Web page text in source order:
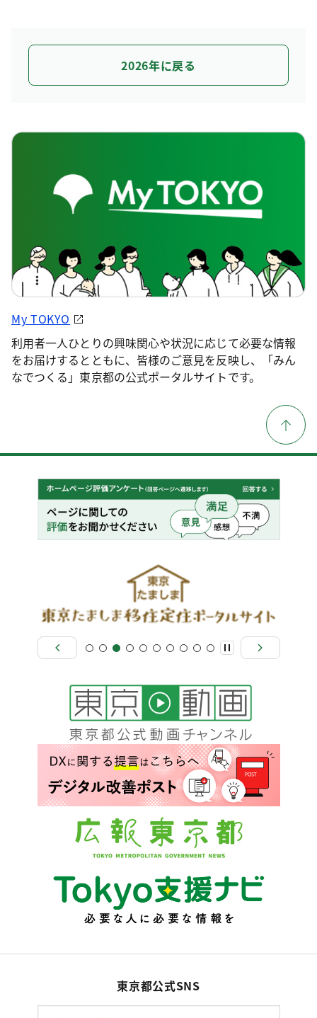
2026年に戻る
My TOKYO
利用者一人ひとりの興味関心や状況に応じて必要な情報
をお届けするとともに、皆様のご意見を反映し、「みん
なでつくる」東京都の公式ポータルサイトです。
東京都公式SNS